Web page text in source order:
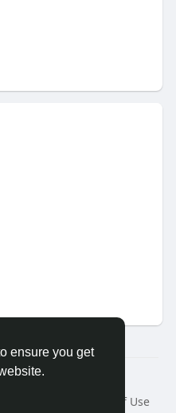
ensure you get
With Me
Terms of Use